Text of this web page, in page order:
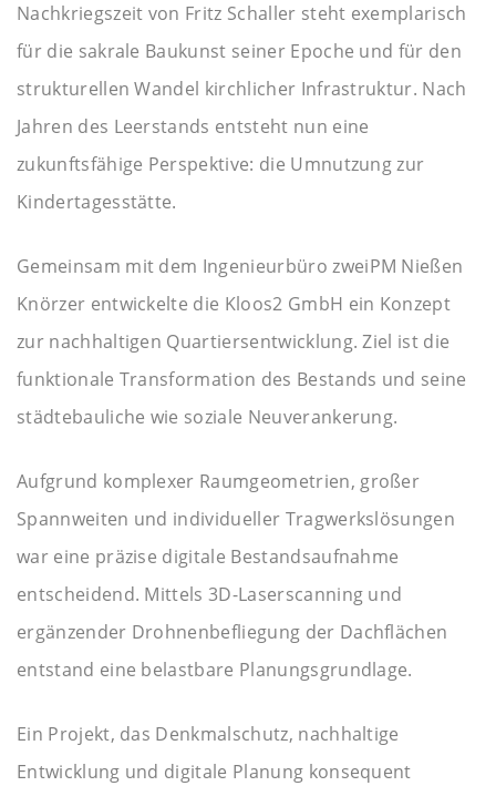
Nachkriegszeit von Fritz Schaller steht exemplarisch
für die sakrale Baukunst seiner Epoche und für den
strukturellen Wandel kirchlicher Infrastruktur. Nach
Jahren des Leerstands entsteht nun eine
zukunftsfähige Perspektive: die Umnutzung zur
Kindertagesstätte.
Gemeinsam mit dem Ingenieurbüro zweiPM Nießen
Knörzer entwickelte die Kloos2 GmbH ein Konzept
zur nachhaltigen Quartiersentwicklung. Ziel ist die
funktionale Transformation des Bestands und seine
städtebauliche wie soziale Neuverankerung.
Aufgrund komplexer Raumgeometrien, großer
Spannweiten und individueller Tragwerkslösungen
war eine präzise digitale Bestandsaufnahme
entscheidend. Mittels 3D-Laserscanning und
ergänzender Drohnenbefliegung der Dachflächen
entstand eine belastbare Planungsgrundlage.
Ein Projekt, das Denkmalschutz, nachhaltige
Entwicklung und digitale Planung konsequent